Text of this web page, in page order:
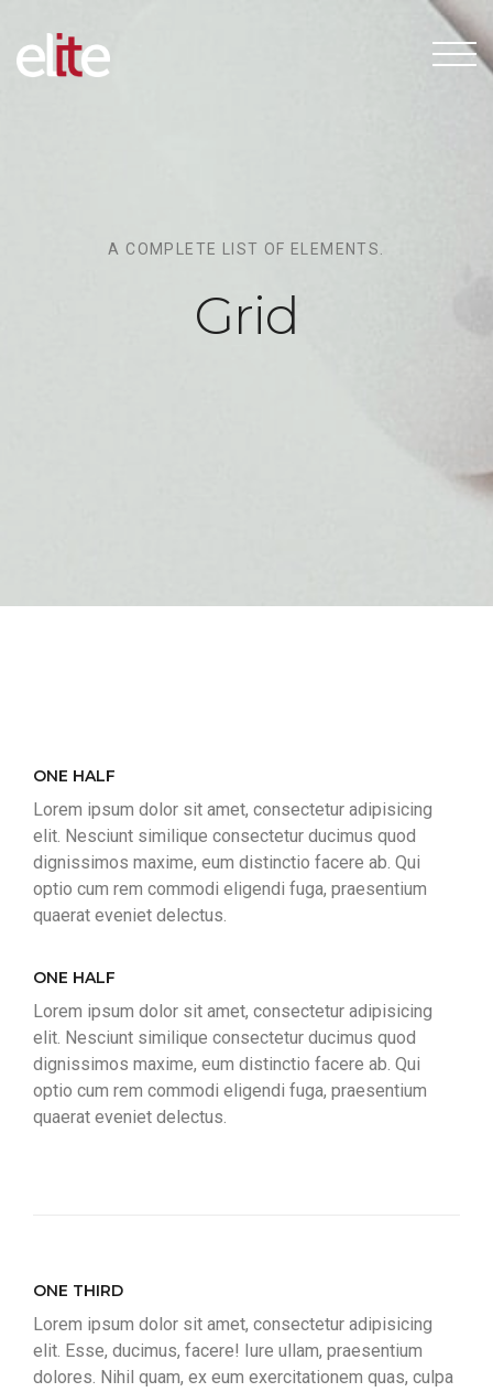
A COMPLETE LIST OF ELEMENTS.
Grid
ONE HALF
Lorem ipsum dolor sit amet, consectetur adipisicing
elit. Nesciunt similique consectetur ducimus quod
dignissimos maxime, eum distinctio facere ab. Qui
optio cum rem commodi eligendi fuga, praesentium
quaerat eveniet delectus.
ONE HALF
Lorem ipsum dolor sit amet, consectetur adipisicing
elit. Nesciunt similique consectetur ducimus quod
dignissimos maxime, eum distinctio facere ab. Qui
optio cum rem commodi eligendi fuga, praesentium
quaerat eveniet delectus.
ONE THIRD
Lorem ipsum dolor sit amet, consectetur adipisicing
elit. Esse, ducimus, facere! Iure ullam, praesentium
dolores. Nihil quam, ex eum exercitationem quas, culpa